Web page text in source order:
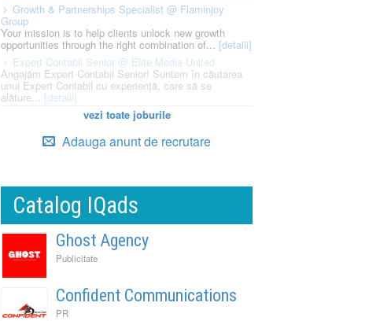
Growth & Partnerships Specialist @ Flaminjoy
Group
Your mission is to help clients unlock new growth
opportunities through the right combination of... [detalii]
Expert Contabil Senior @ Elite Media United
Angajăm Expert Contabil Senior! Suntem în căutarea
unui Expert Contabil cu experiență, care să se
alăture... [detalii]
vezi toate joburile
Adauga anunt de recrutare
Catalog IQads
Ghost Agency
Publicitate
Confident Communications
PR